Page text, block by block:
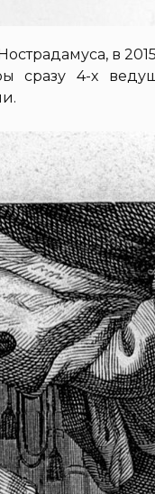
в
сразу 4-х